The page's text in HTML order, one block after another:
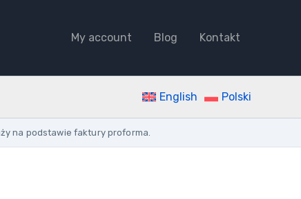
My account Blog Kontakt
English Polski
na podstawie faktury proforma.